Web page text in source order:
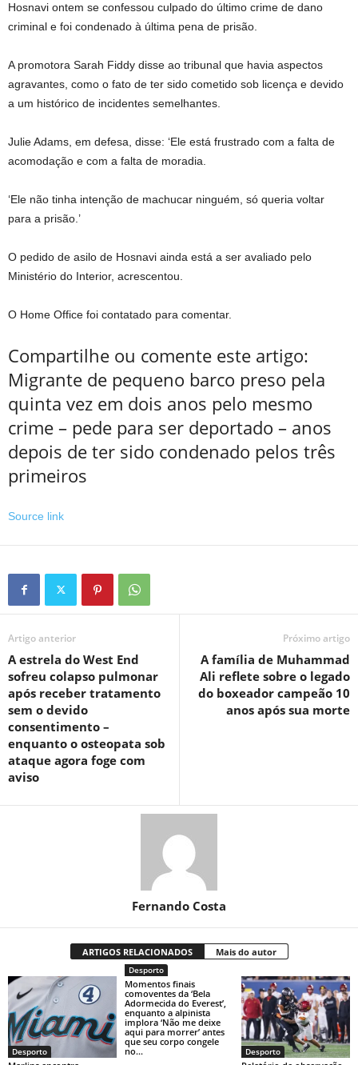
Hosnavi ontem se confessou culpado do último crime de dano
criminal e foi condenado à última pena de prisão.
A promotora Sarah Fiddy disse ao tribunal que havia aspectos
agravantes, como o fato de ter sido cometido sob licença e devido
a um histórico de incidentes semelhantes.
Julie Adams, em defesa, disse: ‘Ele está frustrado com a falta de
acomodação e com a falta de moradia.
‘Ele não tinha intenção de machucar ninguém, só queria voltar
para a prisão.’
O pedido de asilo de Hosnavi ainda está a ser avaliado pelo
Ministério do Interior, acrescentou.
O Home Office foi contatado para comentar.
Compartilhe ou comente este artigo:
Migrante de pequeno barco preso pela
quinta vez em dois anos pelo mesmo
crime – pede para ser deportado – anos
depois de ter sido condenado pelos três
primeiros
Source link
Artigo anterior
A estrela do West End
sofreu colapso pulmonar
após receber tratamento
sem o devido
consentimento –
enquanto o osteopata sob
ataque agora foge com
aviso
Próximo artigo
A família de Muhammad
Ali reflete sobre o legado
do boxeador campeão 10
anos após sua morte
Fernando Costa
ARTIGOS RELACIONADOS Mais do autor
Desporto
Desporto
Momentos finais
comoventes da ‘Bela
Adormecida do Everest’,
enquanto a alpinista
implora ‘Não me deixe
aqui para morrer’ antes
que seu corpo congele
no...
Desporto